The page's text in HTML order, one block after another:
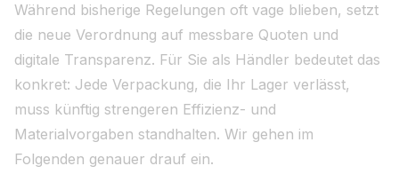
Während bisherige Regelungen oft vage blieben, setzt
die neue Verordnung auf messbare Quoten und
digitale Transparenz. Für Sie als Händler bedeutet das
konkret: Jede Verpackung, die Ihr Lager verlässt,
muss künftig strengeren Effizienz- und
Materialvorgaben standhalten. Wir gehen im
Folgenden genauer drauf ein.